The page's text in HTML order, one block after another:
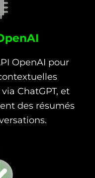
OpenAI pour
ChatGPT, et
des résumés